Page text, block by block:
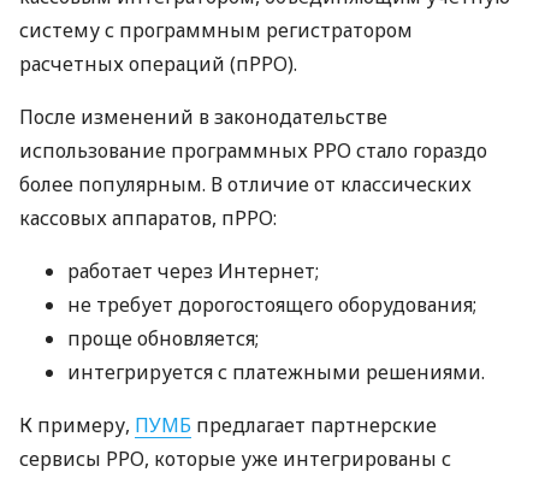
систему с программным регистратором
расчетных операций (пРРО).
После изменений в законодательстве
использование программных РРО стало гораздо
более популярным. В отличие от классических
кассовых аппаратов, пРРО:
работает через Интернет;
не требует дорогостоящего оборудования;
проще обновляется;
интегрируется с платежными решениями.
К примеру, ПУМБ предлагает партнерские
сервисы РРО, которые уже интегрированы с